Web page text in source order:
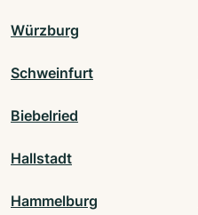
Würzburg
Schweinfurt
Biebelried
Hallstadt
Hammelburg